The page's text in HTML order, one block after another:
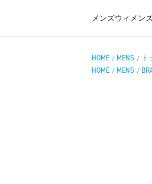
メンズウィメン
HOME / MENS / ト
HOME / MENS /